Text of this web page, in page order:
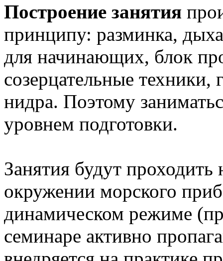
Построение занятия
принципу: разминка,
для начинающих, блок
созерцательные техники,
нидра. Поэтому
уровнем подготовки.
Занятия будут
окружении морского
динамическом режиме
семинаре активно